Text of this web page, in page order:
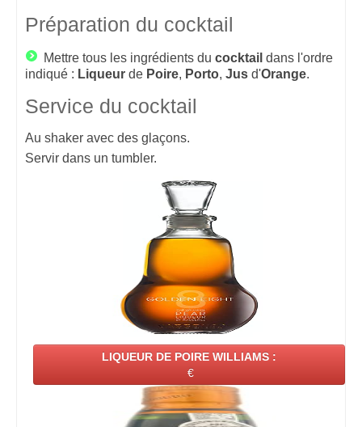
Préparation du cocktail
Mettre tous les ingrédients du cocktail dans l'ordre
indiqué : Liqueur de Poire, Porto, Jus d'Orange.
Service du cocktail
Au shaker avec des glaçons.
Servir dans un tumbler.
LIQUEUR DE POIRE WILLIAMS :
€